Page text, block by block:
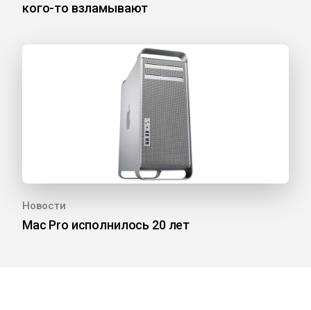
кого-то взламывают
Новости
Mac Pro исполнилось 20 лет